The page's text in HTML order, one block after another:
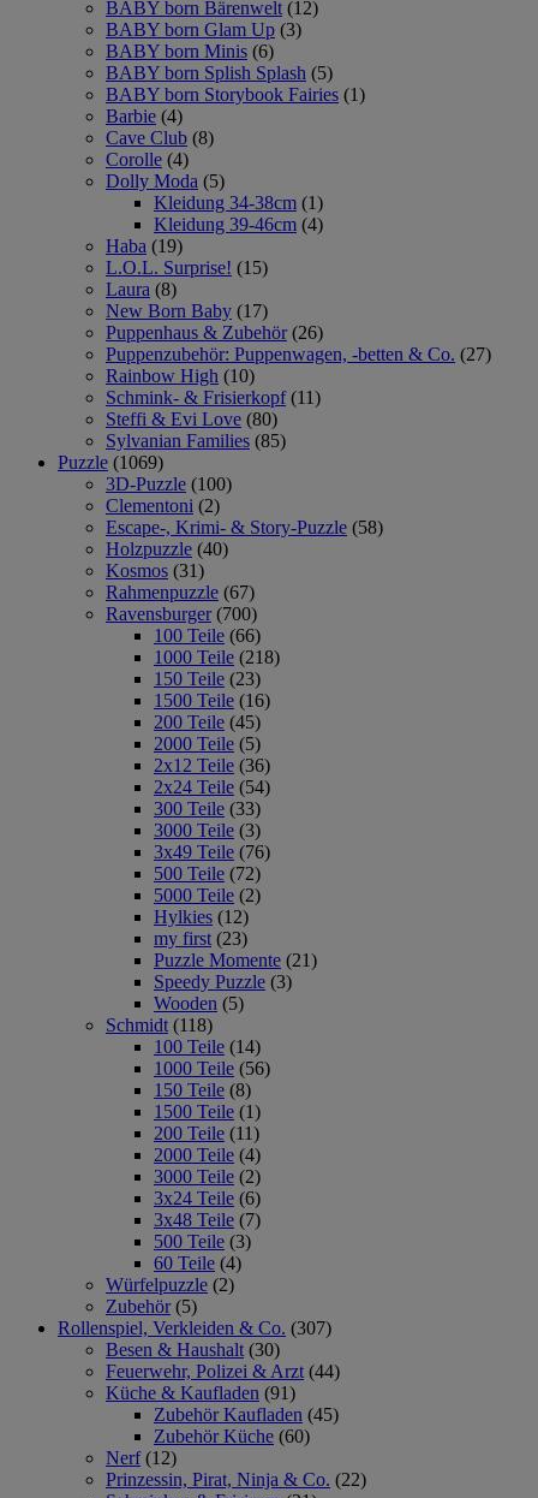
BABY born Bärenwelt (12)
BABY born Glam Up (3)
BABY born Minis (6)
BABY born Splish Splash (5)
BABY born Storybook Fairies (1)
Barbie (4)
Cave Club (8)
Corolle (4)
Dolly Moda (5)
Kleidung 34-38cm (1)
Kleidung 39-46cm (4)
Haba (19)
L.O.L. Surprise! (15)
Laura (8)
New Born Baby (17)
Puppenhaus & Zubehör (26)
Puppenzubehör: Puppenwagen, -betten & Co. (27)
Rainbow High (10)
Schmink- & Frisierkopf (11)
Steffi & Evi Love (80)
Sylvanian Families (85)
Puzzle (1069)
3D-Puzzle (100)
Clementoni (2)
Escape-, Krimi- & Story-Puzzle (58)
Holzpuzzle (40)
Kosmos (31)
Rahmenpuzzle (67)
Ravensburger (700)
100 Teile (66)
1000 Teile (218)
150 Teile (23)
1500 Teile (16)
200 Teile (45)
2000 Teile (5)
2x12 Teile (36)
2x24 Teile (54)
300 Teile (33)
3000 Teile (3)
3x49 Teile (76)
500 Teile (72)
5000 Teile (2)
Hylkies (12)
my first (23)
Puzzle Momente (21)
Speedy Puzzle (3)
Wooden (5)
Schmidt (118)
100 Teile (14)
1000 Teile (56)
150 Teile (8)
1500 Teile (1)
200 Teile (11)
2000 Teile (4)
3000 Teile (2)
3x24 Teile (6)
3x48 Teile (7)
500 Teile (3)
60 Teile (4)
Würfelpuzzle (2)
Zubehör (5)
Rollenspiel, Verkleiden & Co. (307)
Besen & Haushalt (30)
Feuerwehr, Polizei & Arzt (44)
Küche & Kaufladen (91)
Zubehör Kaufladen (45)
Zubehör Küche (60)
Nerf (12)
Prinzessin, Pirat, Ninja & Co. (22)